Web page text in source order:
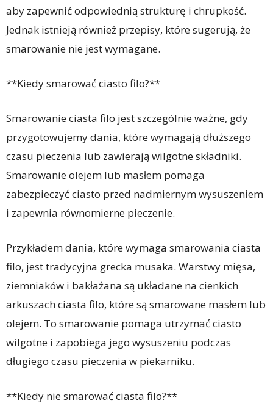
aby zapewnić odpowiednią strukturę i chrupkość.
Jednak istnieją również przepisy, które sugerują, że
smarowanie nie jest wymagane.
**Kiedy smarować ciasto filo?**
Smarowanie ciasta filo jest szczególnie ważne, gdy
przygotowujemy dania, które wymagają dłuższego
czasu pieczenia lub zawierają wilgotne składniki.
Smarowanie olejem lub masłem pomaga
zabezpieczyć ciasto przed nadmiernym wysuszeniem
i zapewnia równomierne pieczenie.
Przykładem dania, które wymaga smarowania ciasta
filo, jest tradycyjna grecka musaka. Warstwy mięsa,
ziemniaków i bakłażana są układane na cienkich
arkuszach ciasta filo, które są smarowane masłem lub
olejem. To smarowanie pomaga utrzymać ciasto
wilgotne i zapobiega jego wysuszeniu podczas
długiego czasu pieczenia w piekarniku.
**Kiedy nie smarować ciasta filo?**